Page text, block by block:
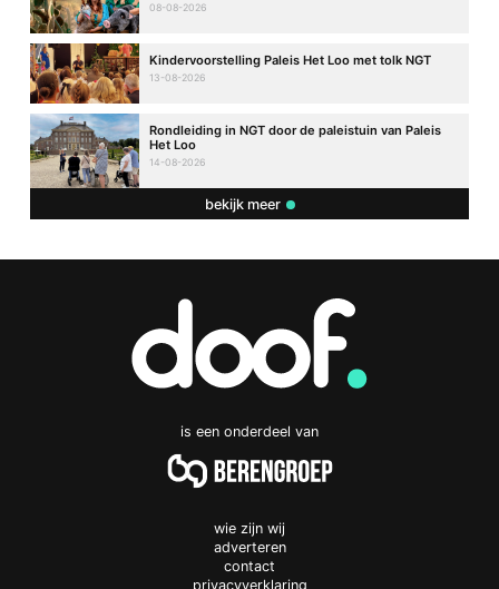
08-08-2026
Kindervoorstelling Paleis Het Loo met tolk NGT
13-08-2026
Rondleiding in NGT door de paleistuin van Paleis
Het Loo
14-08-2026
bekijk meer
is een onderdeel van
wie zijn wij
adverteren
contact
privacyverklaring